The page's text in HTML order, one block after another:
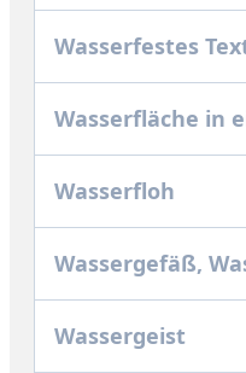
Wasserfestes
Wasserfläche in
Wasserfloh
Wassergefäß,
Wassergeist